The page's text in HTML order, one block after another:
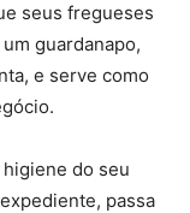
seus fregueses
guardanapo,
e serve como
do seu
passa